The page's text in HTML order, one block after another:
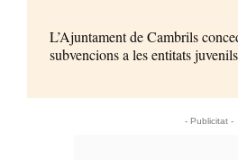
L’Ajuntament de Cambrils
subvencions a les entitats juvenils
- Publicitat -